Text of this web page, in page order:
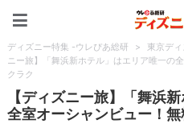
ディズニー特集 -ウレぴあ総研 > 東京デ
ニー旅】「舞浜新ホテル」はエリア唯一の
クラク
【ディズニー旅】「舞浜
全室オーシャンビュー！